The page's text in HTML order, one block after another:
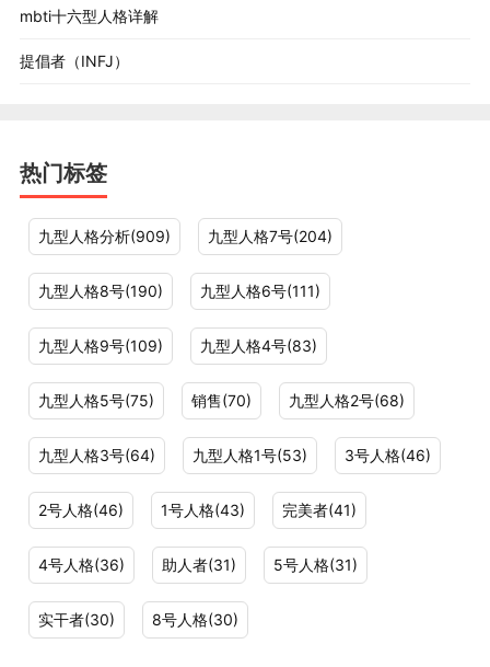
mbti十六型人格详解
提倡者（INFJ）
热门标签
九型人格分析(909) 九型人格7号(204)
九型人格8号(190) 九型人格6号(111)
九型人格9号(109) 九型人格4号(83)
九型人格5号(75) 销售(70) 九型人格2号(68)
九型人格3号(64) 九型人格1号(53) 3号人格(46)
2号人格(46) 1号人格(43) 完美者(41)
4号人格(36) 助人者(31) 5号人格(31)
实干者(30) 8号人格(30)